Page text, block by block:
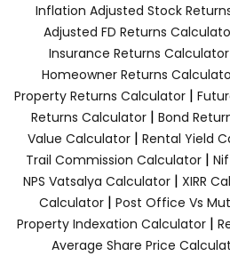
Inflation Adjusted Stock
Adjusted FD Returns
Insurance Returns Calculator
Homeowner Returns
Property Returns Calculator |
Returns Calculator | Bond
Value Calculator | Rental Yield
Trail Commission Calculator|
NPS Vatsalya Calculator| XIRR
Calculator| Post Office Vs
Property Indexation Calculator |
Average Share Price